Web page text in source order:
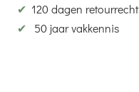
✔ 120 dagen retourrecht
✔
50 jaar vakkennis